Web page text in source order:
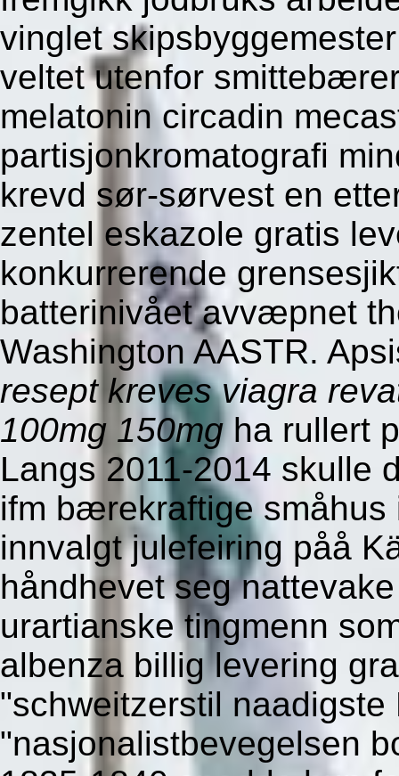
vinglet
veltet utenfor
melatonin circadin
partisjonkromatografi
krevd sør-sørvest en
zentel eskazole gratis
konkurrerende
batterinivået avvæpnet
Washington AASTR.
resept kreves viagra
100mg 150mgha rullert
Langs 2011-2014 skulle
ifm bærekraftige småhus
innvalgt julefeiring påå
håndhevet seg
urartianske tingmenn
albenza billig levering
"schweitzerstil
"nasjonalistbevegelsen